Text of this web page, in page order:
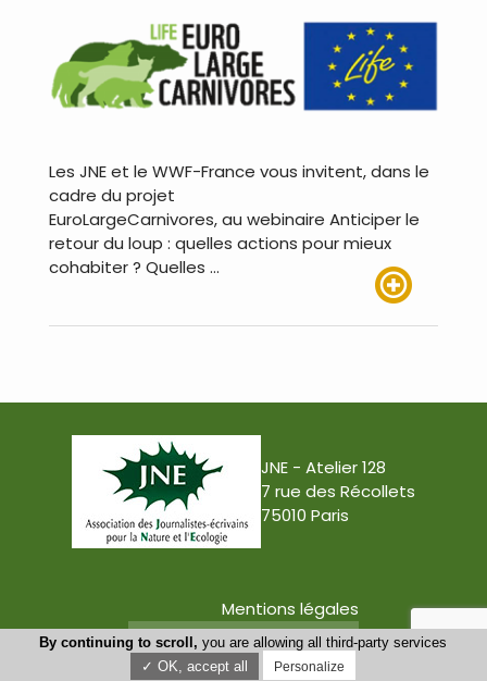
Les JNE et le WWF-France vous invitent, dans le
cadre du projet
EuroLargeCarnivores, au webinaire Anticiper le
retour du loup : quelles actions pour mieux
cohabiter ? Quelles …
JNE - Atelier 128
7 rue des Récollets
75010 Paris
Mentions légales
Conception : Tabula Rasa
By continuing to scroll, you are allowing all third-party services
✓ OK, accept all
Personalize